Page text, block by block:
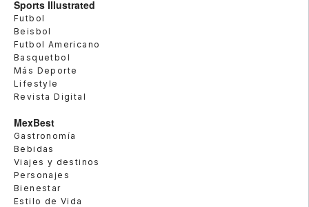
Sports Illustrated
Futbol
Beisbol
Futbol Americano
Basquetbol
Más Deporte
Lifestyle
Revista Digital
MexBest
Gastronomía
Bebidas
Viajes y destinos
Personajes
Bienestar
Estilo de Vida